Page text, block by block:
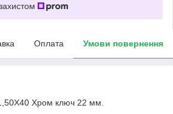
Оплата Умови повернення
Хром ключ 22 мм.